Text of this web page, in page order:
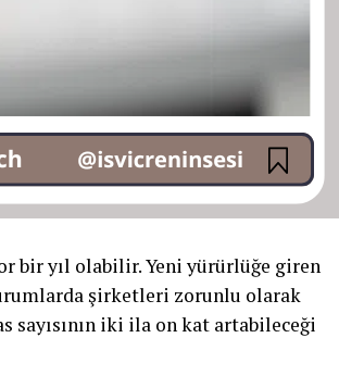
bir yıl olabilir. Yeni yürürlüğe giren
şirketleri zorunlu olarak
iki ila on kat artabileceği